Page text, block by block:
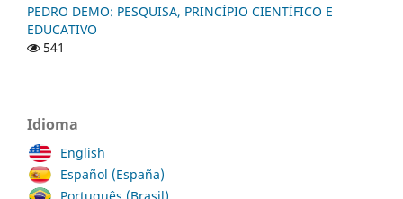
PEDRO DEMO: PESQUISA, PRINCÍPIO CIENTÍFICO E
EDUCATIVO
541
Idioma
English
Español (España)